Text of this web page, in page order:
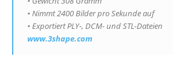
• Nimmt 2400 Bilder pro Sekunde auf
• Exportiert PLY-, DCM- und STL-Dateien
www.3shape.com